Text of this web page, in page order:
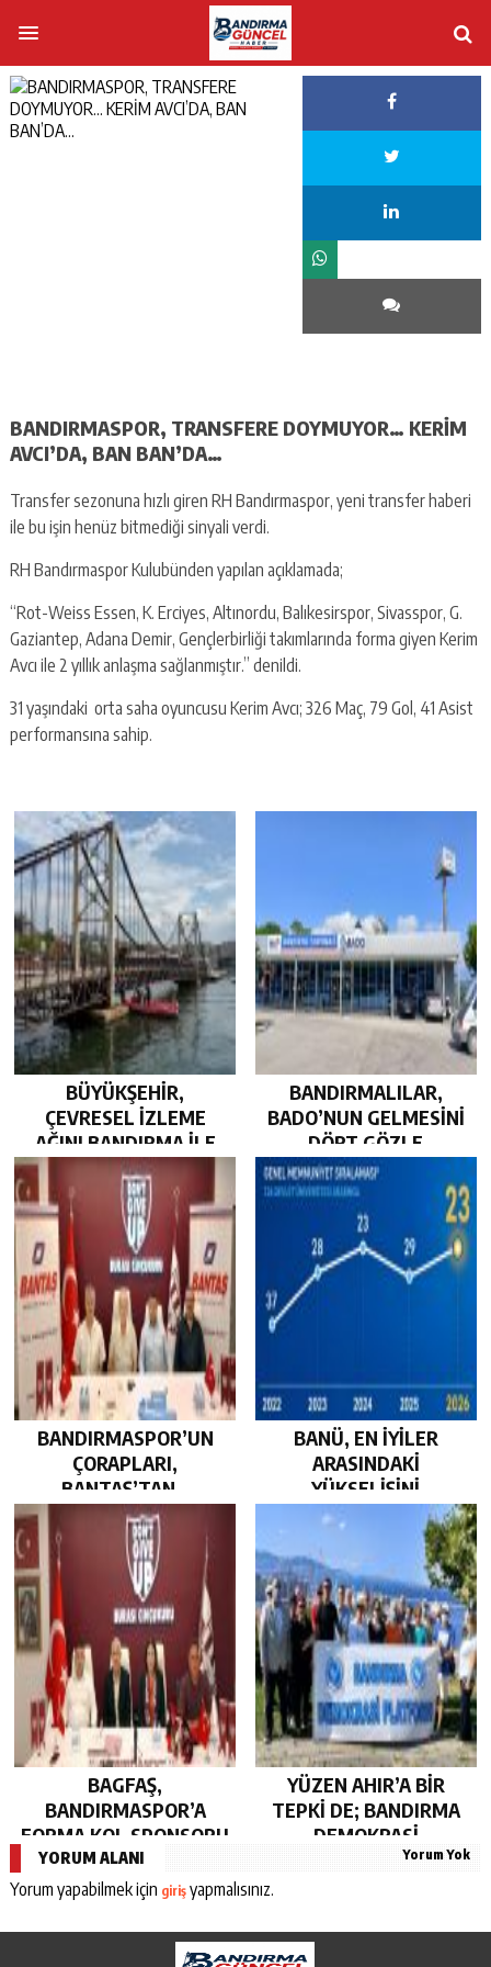
BANDIRMASPOR, TRANSFERE DOYMUYOR… KERİM
AVCI’DA, BAN BAN’DA…
Transfer sezonuna hızlı giren RH Bandırmaspor, yeni transfer haberi
ile bu işin henüz bitmediği sinyali verdi.
RH Bandırmaspor Kulubünden yapılan açıklamada;
“Rot-Weiss Essen, K. Erciyes, Altınordu, Balıkesirspor, Sivasspor, G.
Gaziantep, Adana Demir, Gençlerbirliği takımlarında forma giyen Kerim
Avcı ile 2 yıllık anlaşma sağlanmıştır.” denildi.
31 yaşındaki orta saha oyuncusu Kerim Avcı; 326 Maç, 79 Gol, 41 Asist
performansına sahip.
BÜYÜKŞEHİR,
ÇEVRESEL İZLEME
AĞINI BANDIRMA İLE
GÜÇLENDİRDİ…
BANDIRMALILAR,
BADO’NUN GELMESİNİ
DÖRT GÖZLE
BEKLİYOR…
BANDIRMASPOR’UN
ÇORAPLARI,
BANTAŞ’TAN…
BANÜ, EN İYİLER
ARASINDAKİ
YÜKSELİŞİNİ
SÜRDÜRDÜ…
BAGFAŞ,
BANDIRMASPOR’A
FORMA KOL SPONSORU
OLARAK KUCAK AÇTI…
YÜZEN AHIR’A BİR
TEPKİ DE; BANDIRMA
DEMOKRASİ
PLATFORMU’NDAN…
YORUM ALANI Yorum Yok
Yorum yapabilmek için girişyapmalısınız.